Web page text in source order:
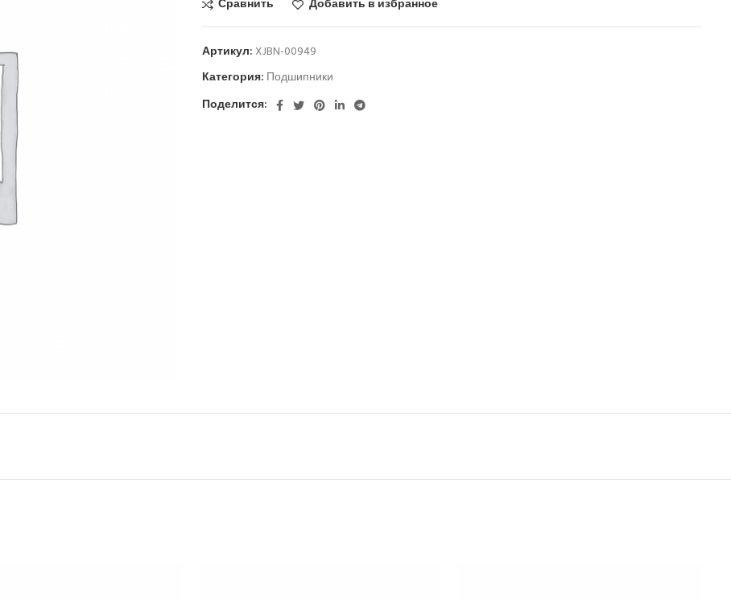
Сравнить Добавить в избранное
Артикул: XJBN-00949
Категория: Подшипники
Поделится: